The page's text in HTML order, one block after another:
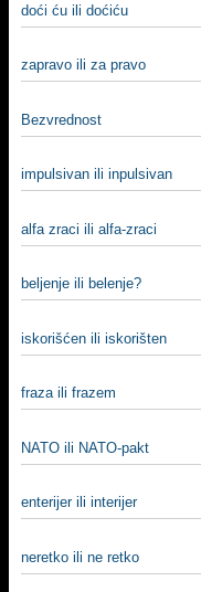
doći ću ili doćiću
zapravo ili za pravo
Bezvrednost
impulsivan ili inpulsivan
alfa zraci ili alfa-zraci
beljenje ili belenje?
iskorišćen ili iskorišten
fraza ili frazem
NATO ili NATO-pakt
enterijer ili interijer
neretko ili ne retko